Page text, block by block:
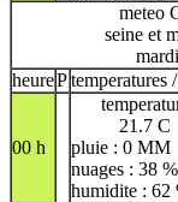
meteo
seine et
heurePtemperatures
00 h
21.7 C
pluie : 0 MM
nuages : 38 %
humidite : 62